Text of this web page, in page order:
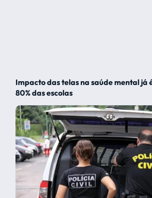
Impacto das telas na saúde mental já
80% das escolas